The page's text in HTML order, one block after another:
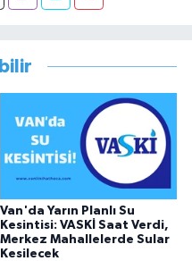
Sosyal Hizmetler İl
istifa edip sosyal medyayı
Van'da Yarın Planlı Su
Kesintisi: VASKİ Saat Verdi,
Merkez Mahallelerde Sular
Kesilecek